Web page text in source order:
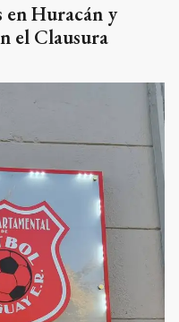
en Huracán y
el Clausura